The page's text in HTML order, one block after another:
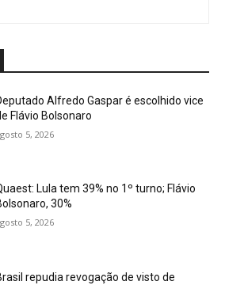
Alfredo Gaspar é escolhido vice
Flávio Bolsonaro
5, 2026
Lula tem 39% no 1º turno; Flávio
30%
5, 2026
repudia revogação de visto de